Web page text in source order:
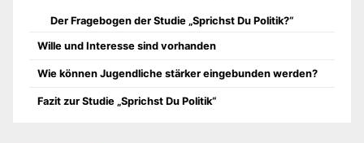
Der Fragebogen der Studie „Sprichst Du Politik?“
Wille und Interesse sind vorhanden
Wie können Jugendliche stärker eingebunden werden?
Fazit zur Studie „Sprichst Du Politik“